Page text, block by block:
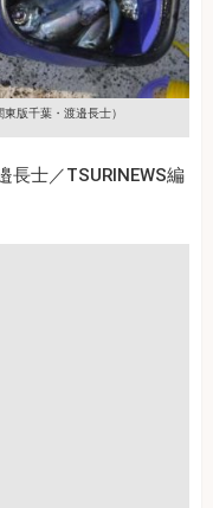
版千葉・渡邉長士）
長士／TSURINEWS編